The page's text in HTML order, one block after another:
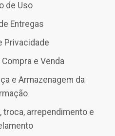
de Uso
Entregas
Privacidade
e Venda
e Armazenagem da
troca, arrependimento e